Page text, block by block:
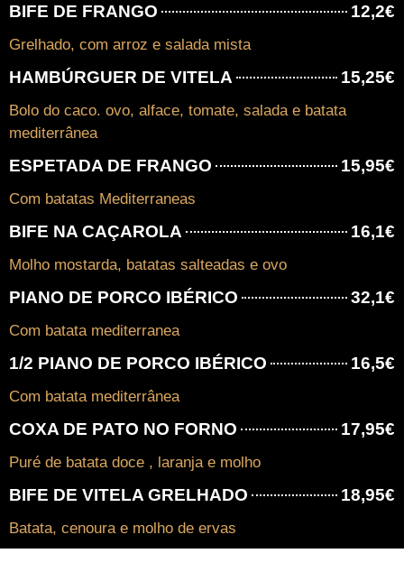
BIFE DE FRANGO 12,2€
Grelhado, com arroz e salada mista
HAMBÚRGUER DE VITELA 15,25€
Bolo do caco. ovo, alface, tomate, salada e batata
mediterrânea
ESPETADA DE FRANGO 15,95€
Com batatas Mediterraneas
BIFE NA CAÇAROLA 16,1€
Molho mostarda, batatas salteadas e ovo
PIANO DE PORCO IBÉRICO 32,1€
Com batata mediterranea
1/2 PIANO DE PORCO IBÉRICO 16,5€
Com batata mediterrânea
COXA DE PATO NO FORNO 17,95€
Puré de batata doce , laranja e molho
BIFE DE VITELA GRELHADO 18,95€
Batata, cenoura e molho de ervas